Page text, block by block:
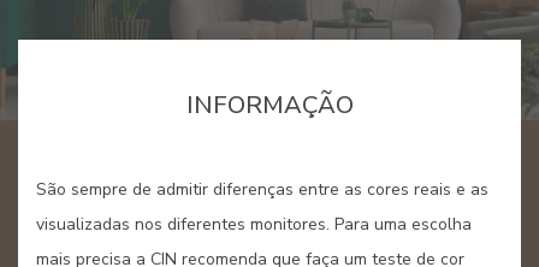
CINDECOR
Espaço dedicado à cor e
INFORMAÇÃO
São sempre de admitir diferenças entre as cores reais e as
visualizadas nos diferentes monitores. Para uma escolha
mais precisa a CIN recomenda que faça um teste de cor